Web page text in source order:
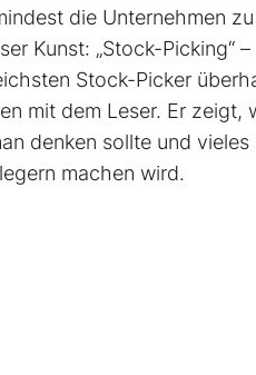
die Unternehmen
Kunst: „Stock-Picking“
Stock-Picker
mit dem Leser. Er zeigt,
denken sollte und vieles
machen wird.